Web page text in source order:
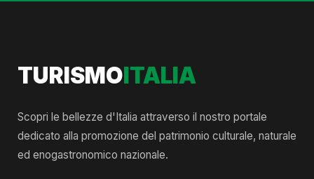
TURISMOITALIA
Scopri le bellezze d'Italia attraverso il nostro portale
dedicato alla promozione del patrimonio culturale, naturale
ed enogastronomico nazionale.